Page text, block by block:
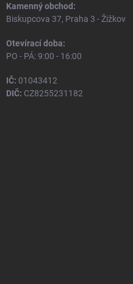
Kamenný obchod:
Biskupcova 37, Praha 3 - Žižkov
Otevírací doba:
PO - PÁ: 9:00 - 16:00
IČ: 01043412
DIČ: CZ8255231182